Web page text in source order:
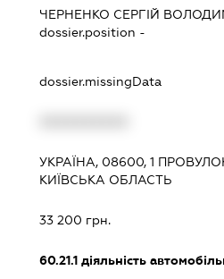
ЧЕРНЕНКО СЕРГІЙ
dossier.position -
dossier.missingData
УКРАЇНА, 08600, 1
КИЇВСЬКА ОБЛАСТЬ
33 200 грн.
60.21.1 діяльність